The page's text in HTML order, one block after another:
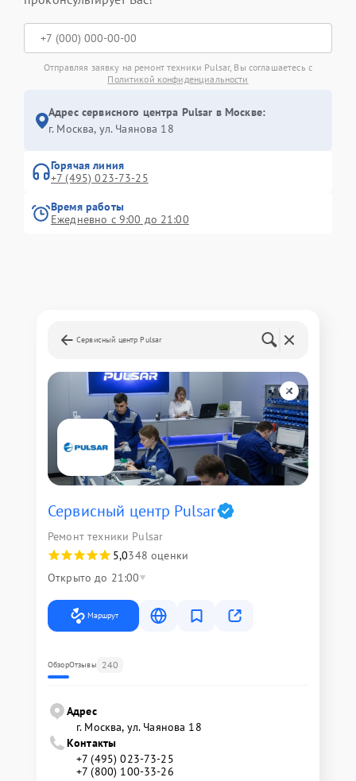
Отправляя заявку на ремонт техники Pulsar, Вы соглашаетесь с
Политикой конфиденциальности
Адрес сервисного центра Pulsar в Москве:
г. Москва, ул. Чаянова 18
Горячая линия
+7 (495) 023-73-25
Время работы
Ежедневно с 9:00 до 21:00
Сервисный центр Pulsar
Сервисный центр Pulsar
Ремонт техники Pulsar
5,0348 оценки
Открыто до 21:00
Маршрут
ОбзорОтзывы 240
Адрес
г. Москва, ул. Чаянова 18
Контакты
+7 (495) 023-73-25
+7 (800) 100-33-26